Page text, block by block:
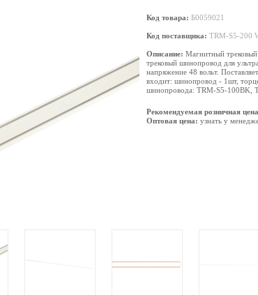
Код товара: Б0059021
Код поставщика: TRM-S5-200
Описание: Магнитный
трековый шинопровод для
напряжение 48 вольт.
входит: шинопровод - 1шт,
шинопровода: TRM-S5-100BK,
Рекомендуемая розничная
Оптовая цена: узнать у